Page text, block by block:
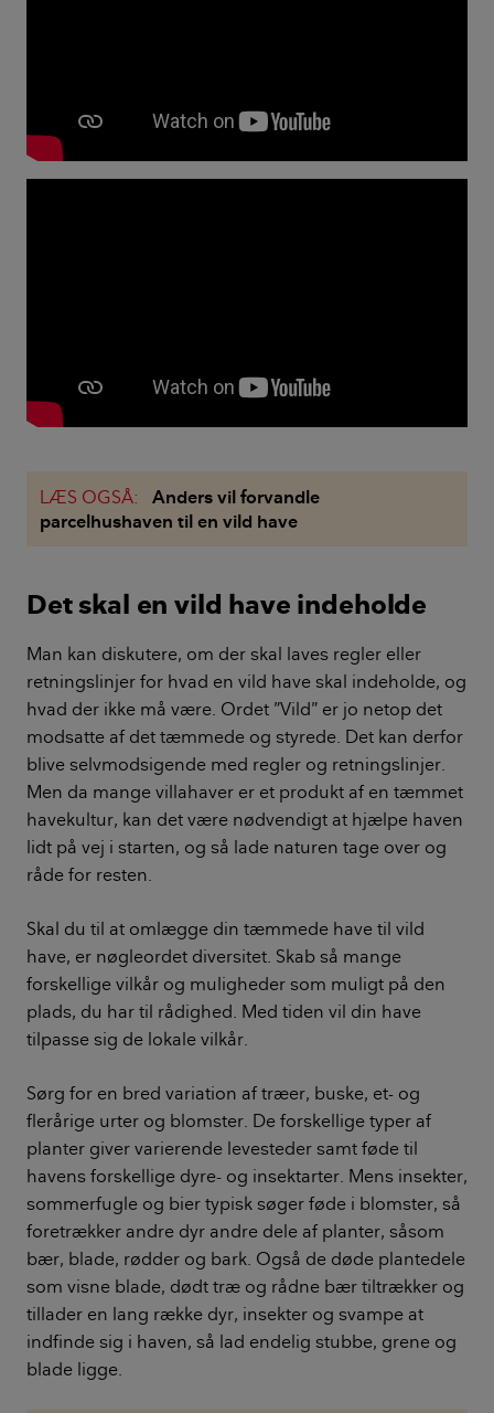
LÆS OGSÅ:
Anders vil forvandle
parcelhushaven til en vild have
Det skal en vild have indeholde
Man kan diskutere, om der skal laves regler eller
retningslinjer for hvad en vild have skal indeholde, og
hvad der ikke må være. Ordet ”Vild” er jo netop det
modsatte af det tæmmede og styrede. Det kan derfor
blive selvmodsigende med regler og retningslinjer.
Men da mange villahaver er et produkt af en tæmmet
havekultur, kan det være nødvendigt at hjælpe haven
lidt på vej i starten, og så lade naturen tage over og
råde for resten.
Skal du til at omlægge din tæmmede have til vild
have, er nøgleordet diversitet. Skab så mange
forskellige vilkår og muligheder som muligt på den
plads, du har til rådighed. Med tiden vil din have
tilpasse sig de lokale vilkår.
Sørg for en bred variation af træer, buske, et- og
flerårige urter og blomster. De forskellige typer af
planter giver varierende levesteder samt føde til
havens forskellige dyre- og insektarter. Mens insekter,
sommerfugle og bier typisk søger føde i blomster, så
foretrækker andre dyr andre dele af planter, såsom
bær, blade, rødder og bark. Også de døde plantedele
som visne blade, dødt træ og rådne bær tiltrækker og
tillader en lang række dyr, insekter og svampe at
indfinde sig i haven, så lad endelig stubbe, grene og
blade ligge.